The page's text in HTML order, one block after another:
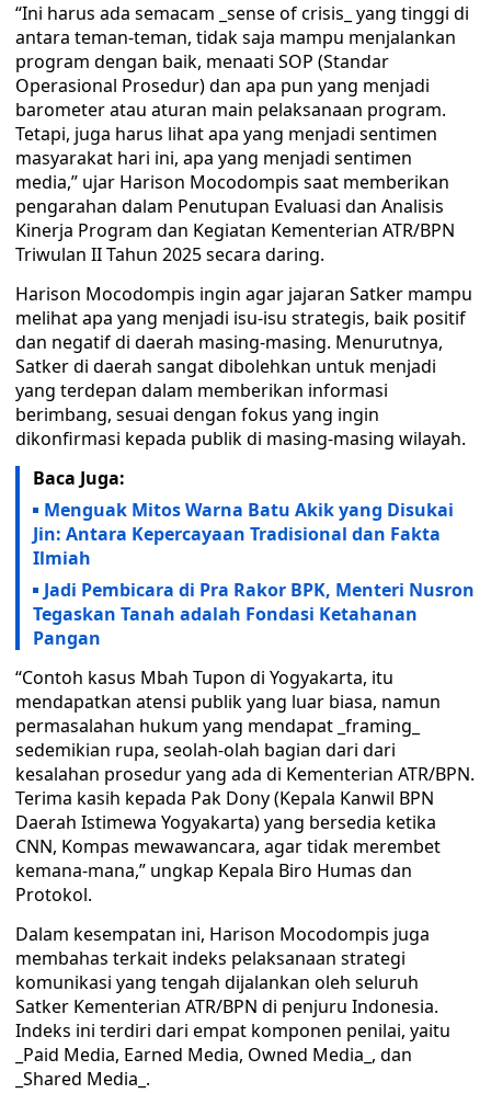
“Ini harus ada semacam _sense of crisis_ yang tinggi di
antara teman-teman, tidak saja mampu menjalankan
program dengan baik, menaati SOP (Standar
Operasional Prosedur) dan apa pun yang menjadi
barometer atau aturan main pelaksanaan program.
Tetapi, juga harus lihat apa yang menjadi sentimen
masyarakat hari ini, apa yang menjadi sentimen
media,” ujar Harison Mocodompis saat memberikan
pengarahan dalam Penutupan Evaluasi dan Analisis
Kinerja Program dan Kegiatan Kementerian ATR/BPN
Triwulan II Tahun 2025 secara daring.
Harison Mocodompis ingin agar jajaran Satker mampu
melihat apa yang menjadi isu-isu strategis, baik positif
dan negatif di daerah masing-masing. Menurutnya,
Satker di daerah sangat dibolehkan untuk menjadi
yang terdepan dalam memberikan informasi
berimbang, sesuai dengan fokus yang ingin
dikonfirmasi kepada publik di masing-masing wilayah.
Baca Juga:
Menguak Mitos Warna Batu Akik yang Disukai
Jin: Antara Kepercayaan Tradisional dan Fakta
Ilmiah
Jadi Pembicara di Pra Rakor BPK, Menteri Nusron
Tegaskan Tanah adalah Fondasi Ketahanan
Pangan
“Contoh kasus Mbah Tupon di Yogyakarta, itu
mendapatkan atensi publik yang luar biasa, namun
permasalahan hukum yang mendapat _framing_
sedemikian rupa, seolah-olah bagian dari dari
kesalahan prosedur yang ada di Kementerian ATR/BPN.
Terima kasih kepada Pak Dony (Kepala Kanwil BPN
Daerah Istimewa Yogyakarta) yang bersedia ketika
CNN, Kompas mewawancara, agar tidak merembet
kemana-mana,” ungkap Kepala Biro Humas dan
Protokol.
Dalam kesempatan ini, Harison Mocodompis juga
membahas terkait indeks pelaksanaan strategi
komunikasi yang tengah dijalankan oleh seluruh
Satker Kementerian ATR/BPN di penjuru Indonesia.
Indeks ini terdiri dari empat komponen penilai, yaitu
_Paid Media, Earned Media, Owned Media_, dan
_Shared Media_.